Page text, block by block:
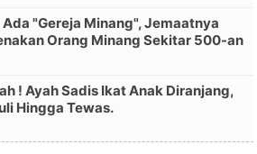
Ada "Gereja Minang", Jemaatnya
Orang Minang Sekitar 500-an
! Ayah Sadis Ikat Anak Diranjang,
Hingga Tewas.